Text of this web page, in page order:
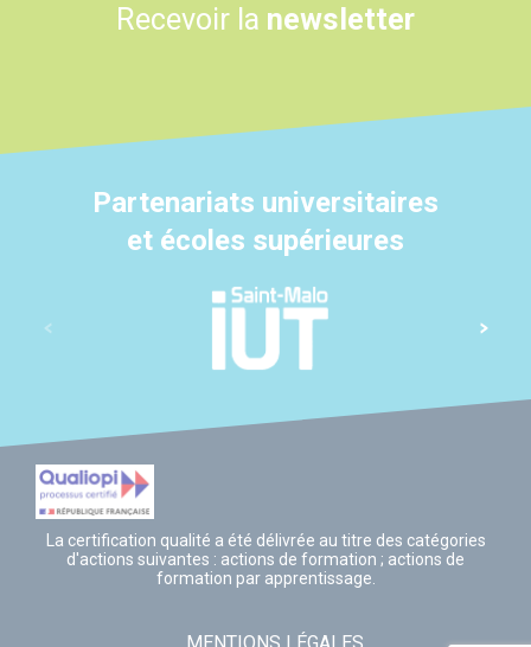
Recevoir la newsletter
Partenariats universitaires
et écoles supérieures
La certification qualité a été délivrée au titre des catégories
d'actions suivantes : actions de formation ; actions de
formation par apprentissage.